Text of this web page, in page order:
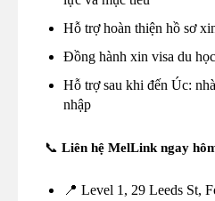
Hỗ trợ hoàn thiện hồ sơ
Đồng hành xin visa du
Hỗ trợ sau khi đến Úc:
nhập
📞 Liên hệ MelLink ngay
📍 Level 1, 29 Leeds St,